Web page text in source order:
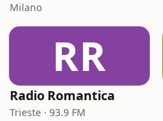
Milano
RR
Radio Romantica
Trieste · 93.9 FM